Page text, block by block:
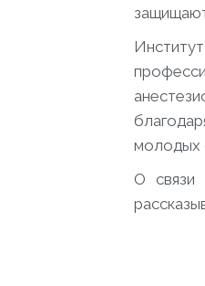
молодых
О связи